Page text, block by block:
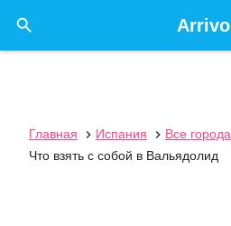
Arrivo

Главная  Испания  Все города
Что взять с собой в Вальядолид